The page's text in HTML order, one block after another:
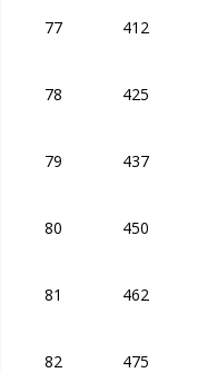
77 412
78 425
79 437
80 450
81 462
82 475